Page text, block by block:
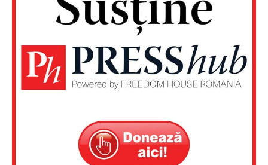
Un proiect
FREEDOM HOUSE ROMÂNIA
PRESShub